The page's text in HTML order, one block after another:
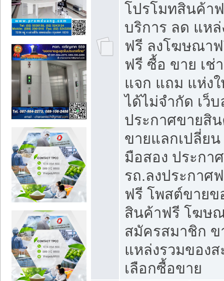
โปรโมทสินค้า
บริการ ลด แห
ฟรี ลงโฆษณา
ฟรี ซื้อ ขาย เช่
แจก แถม แห่ง
ได้ไม่จำกัด เว็
ประกาศขายสิ
ขายแลกเปลี่ย
มือสอง ประกา
รถ.ลงประกาศ
ฟรี โพสต์ขาย
สินค้าฟรี โฆษ
สมัครสมาชิก ข
แหล่งรวมของ
เลือกซื้อขาย